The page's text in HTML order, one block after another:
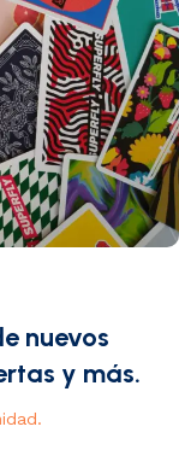
nuevos
y más.